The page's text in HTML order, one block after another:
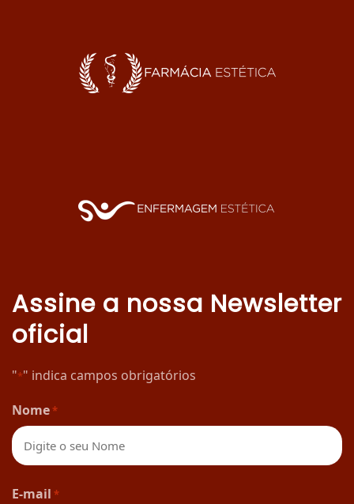
Assine a nossa Newsletter
oficial
"*" indica campos obrigatórios
Nome*
E-mail *